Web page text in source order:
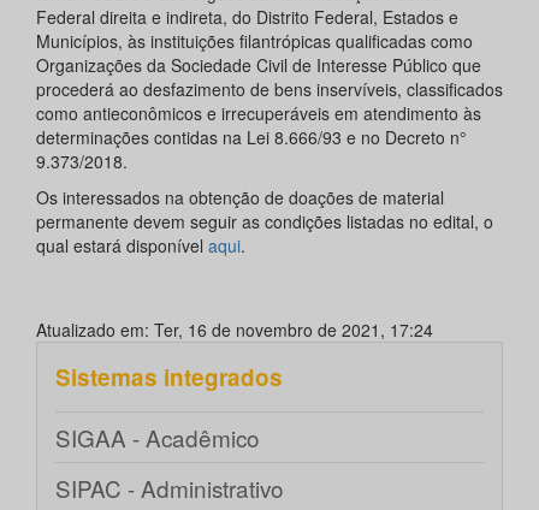
Federal direita e indireta, do Distrito Federal, Estados e
Municípios, às instituições filantrópicas qualificadas como
Organizações da Sociedade Civil de Interesse Público que
procederá ao desfazimento de bens inservíveis, classificados
como antieconômicos e irrecuperáveis em atendimento às
determinações contidas na Lei 8.666/93 e no Decreto n°
9.373/2018.
Os interessados na obtenção de doações de material
permanente devem seguir as condições listadas no edital, o
qual estará disponível aqui.
Atualizado em: Ter, 16 de novembro de 2021, 17:24
Sistemas integrados
SIGAA - Acadêmico
SIPAC - Administrativo